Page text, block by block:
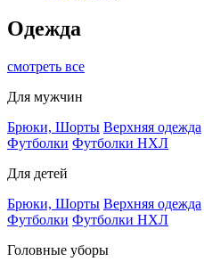
Одежда
смотреть все
Для мужчин
Брюки, Шорты Верхняя одежда
Футболки Футболки НХЛ
Для детей
Брюки, Шорты Верхняя одежда
Футболки Футболки НХЛ
Головные уборы